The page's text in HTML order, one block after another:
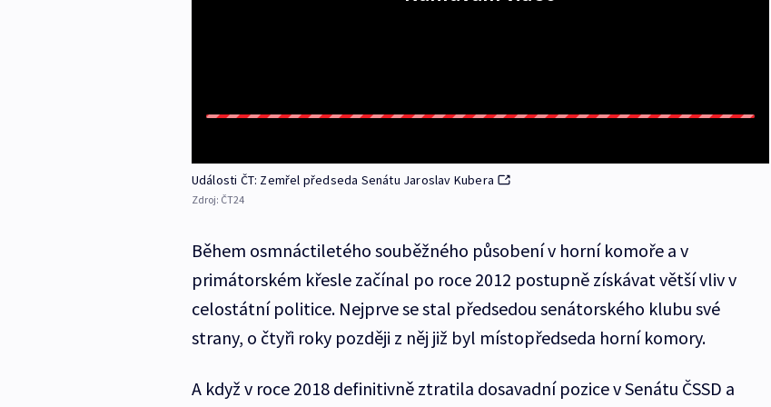
Události ČT: Zemřel předseda Senátu Jaroslav Kubera
Zdroj: ČT24
Během osmnáctiletého souběžného působení v horní komoře a v
primátorském křesle začínal po roce 2012 postupně získávat větší vliv v
celostátní politice. Nejprve se stal předsedou senátorského klubu své
strany, o čtyři roky později z něj již byl místopředseda horní komory.
A když v roce 2018 definitivně ztratila dosavadní pozice v Senátu ČSSD a